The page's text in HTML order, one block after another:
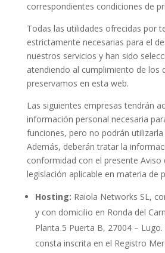
correspondientes condiciones de
Todas las utilidades ofrecidas por
estrictamente necesarias para el
nuestros servicios y han sido
atendiendo al cumplimiento de los
preservamos en esta web.
Las siguientes empresas tendrán
información personal necesaria
funciones, pero no podrán
Además, deberán tratar la
conformidad con el presente Aviso
legislación aplicable en materia de
Hosting: Raiola Networks SL,
y con domicilio en Ronda del
Planta 5 Puerta B, 27004 –
consta inscrita en el Registro